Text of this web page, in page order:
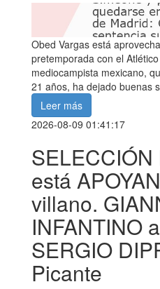
Obed Vargas está
pretemporada con el
mediocampista mexicano,
21 años, ha dejado buenas
Leer más
2026-08-09 01:41:17
está
villano.
INFANTINO
SERGIO
Picante